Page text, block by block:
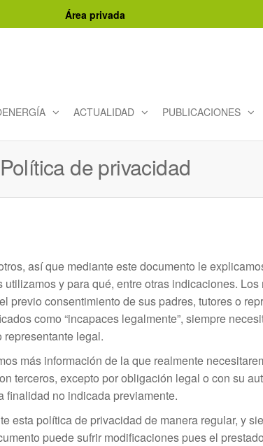
Área privada
ACTUALIDAD PUBLICACIONES
Política de privacidad
así que mediante este documento le
y para qué, entre otras indicaciones.
previo consentimiento de sus padres, tutores o
como “incapaces legalmente”, siempre
representante legal.
más información de la que realmente
terceros, excepto por obligación legal o con su
finalidad no indicada previamente.
esta política de privacidad de manera regular, y
puede sufrir modificaciones pues el